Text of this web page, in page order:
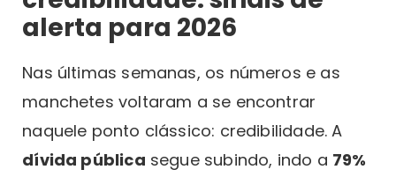
alerta para 2026
Nas últimas semanas, os números e as
manchetes voltaram a se encontrar
naquele ponto clássico: credibilidade. A
dívida pública segue subindo, indo a 79%